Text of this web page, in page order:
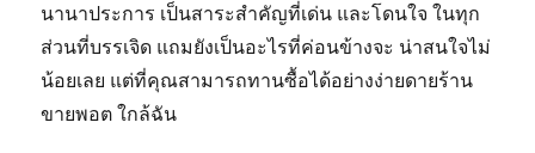
นานาประการ เป็นสาระสำคัญที่เด่น และโดนใจ ในทุก
ส่วนที่บรรเจิด แถมยังเป็นอะไรที่ค่อนข้างจะ น่าสนใจไม่
น้อยเลย แต่ที่คุณสามารถทานซื้อได้อย่างง่ายดายร้าน
ขายพอต ใกล้ฉัน